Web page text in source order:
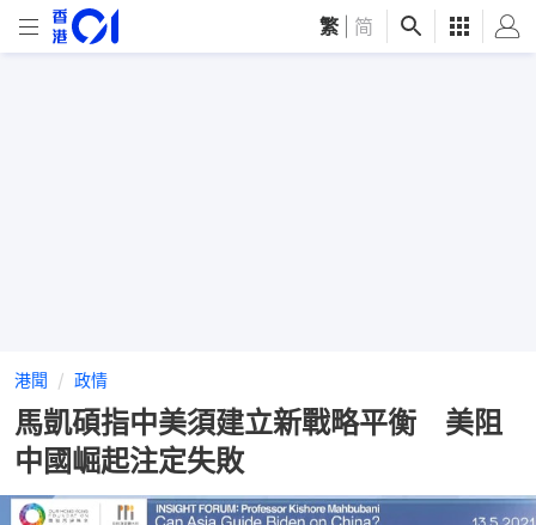
繁 简
港聞 政情
馬凱碩指中美須建立新戰略平衡 美阻
中國崛起注定失敗